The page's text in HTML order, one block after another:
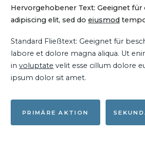
Hervorgehobener Text: Geeignet
adipiscing elit, sed do eiusmod
Standard Fließtext: Geeignet für
labore et dolore magna aliqua. Ut
in voluptate velit esse cillum dolore
ipsum dolor sit amet.
PRIMÄRE AKTION